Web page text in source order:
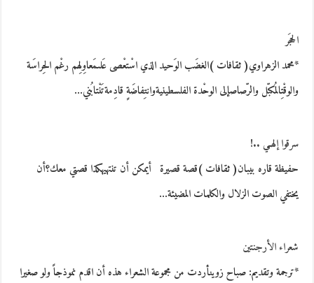
الحجَر
*محمد الزهراوي( ثقافات )الغضَب الوَحيد الذي اسْتعْصى عَلىمَعاوِلِهم رغْم الحِراسَة
والوقْتِالمُكبّل والرّصاصإلى الوحْدة الفلسطينيةوانتِفاضَةٍ قادِمةتَنْتابُني…
سرقوا إلهـي ..!
حفيظة قاره بيبان( ثقافات )قصة قصيرة أيمكن أن تنتهيهكذا قصتي معك؟أن
يختفي الصوت الزلال والكلمات المضيئة…
شعراء الأرجنتين
*ترجمة وتقديم: صباح زوينأردت من مجموعة الشعراء هذه أن اقدم نموذجاً ولو صغيرا